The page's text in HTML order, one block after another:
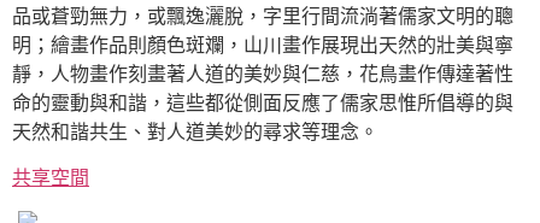
品或蒼勁無力，或飄逸灑脫，字里行間流淌著儒家文明的聰
明；繪畫作品則顏色斑斕，山川畫作展現出天然的壯美與寧
靜，人物畫作刻畫著人道的美妙與仁慈，花鳥畫作傳達著性
命的靈動與和諧，這些都從側面反應了儒家思惟所倡導的與
天然和諧共生、對人道美妙的尋求等理念。
共享空間